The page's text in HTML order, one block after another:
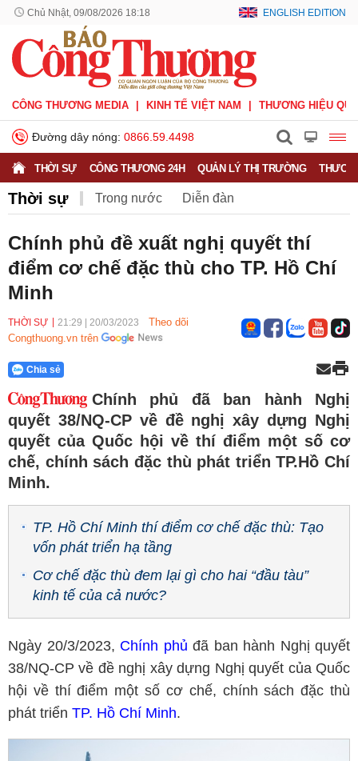
Chủ Nhật, 09/08/2026 18:18 ENGLISH EDITION
CÔNG THƯƠNG MEDIA KINH TẾ VIỆT NAM THƯƠNG HIỆU
Đường dây nóng: 0866.59.4498
THỜI SỰ CÔNG THƯƠNG 24H QUẢN LÝ THỊ TRƯỜNG
Thời sự Trong nước Diễn đàn
Bầu cử Quốc hội Khoá XVI
Chính phủ đề xuất nghị quyết thí
điểm cơ chế đặc thù cho TP. Hồ Chí
Minh
THỜI SỰ 21:29 20/03/2023
Theo dõi
Congthuong.vn trên
Chia sẻ
Chính phủ đã ban hành Nghị
quyết 38/NQ-CP về đề nghị xây dựng Nghị
quyết của Quốc hội về thí điểm một số cơ
chế, chính sách đặc thù phát triển TP.Hồ Chí
Minh.
TP. Hồ Chí Minh thí điểm cơ chế đặc thù: Tạo
vốn phát triển hạ tầng
Cơ chế đặc thù đem lại gì cho hai “đầu tàu”
kinh tế của cả nước?
Ngày 20/3/2023, Chính phủ đã ban hành Nghị quyết
38/NQ-CP về đề nghị xây dựng Nghị quyết của Quốc
hội về thí điểm một số cơ chế, chính sách đặc thù
phát triển TP. Hồ Chí Minh.